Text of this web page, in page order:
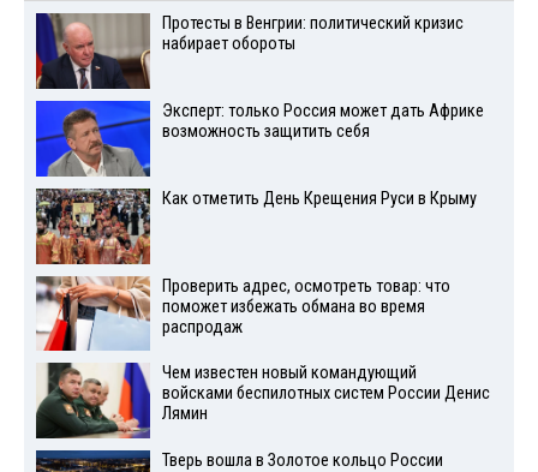
Протесты в Венгрии: политический кризис
набирает обороты
Эксперт: только Россия может дать Африке
возможность защитить себя
Как отметить День Крещения Руси в Крыму
Проверить адрес, осмотреть товар: что
поможет избежать обмана во время
распродаж
Чем известен новый командующий
войсками беспилотных систем России Денис
Лямин
Тверь вошла в Золотое кольцо России